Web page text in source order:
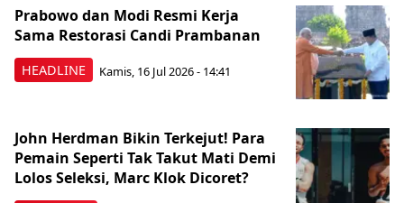
HEADLINE
Prabowo dan Modi Resmi Kerja
Sama Restorasi Candi Prambanan
Kamis, 16 Jul 2026 - 14:41
John Herdman Bikin Terkejut! Para
Pemain Seperti Tak Takut Mati Demi
Lolos Seleksi, Marc Klok Dicoret?